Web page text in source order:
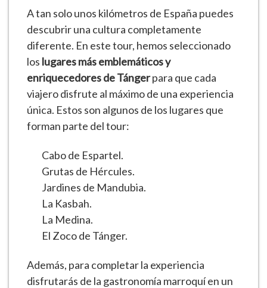
A tan solo unos kilómetros de España puedes
descubrir una cultura completamente
diferente. En este tour, hemos seleccionado
los lugares más emblemáticos y
enriquecedores de Tángerpara que cada
viajero disfrute al máximo de una experiencia
única. Estos son algunos de los lugares que
forman parte del tour:
Cabo de Espartel.
Grutas de Hércules.
Jardines de Mandubia.
La Kasbah.
La Medina.
El Zoco de Tánger.
Además, para completar la experiencia
disfrutarás de la gastronomía marroquí en un